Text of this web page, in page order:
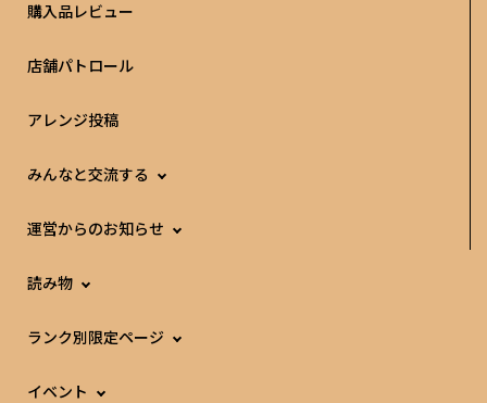
購入品レビュー
店舗パトロール
アレンジ投稿
みんなと交流する
運営からのお知らせ
読み物
ランク別限定ページ
イベント